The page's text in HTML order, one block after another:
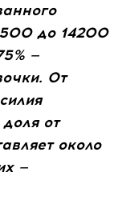
до 14200
—
От
от
около
—